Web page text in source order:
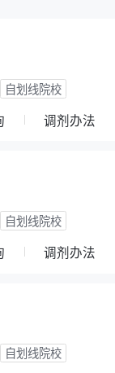
自划线院校
调剂办法
自划线院校
调剂办法
自划线院校